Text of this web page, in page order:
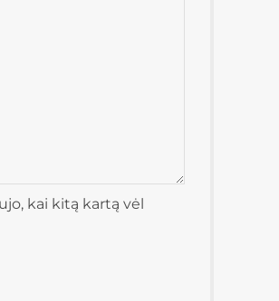
kai kitą kartą vėl